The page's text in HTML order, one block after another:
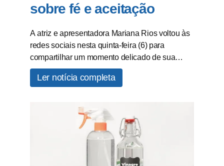
sobre fé e aceitação
A atriz e apresentadora Mariana Rios voltou às
redes sociais nesta quinta-feira (6) para
compartilhar um momento delicado de sua…
Ler notícia completa